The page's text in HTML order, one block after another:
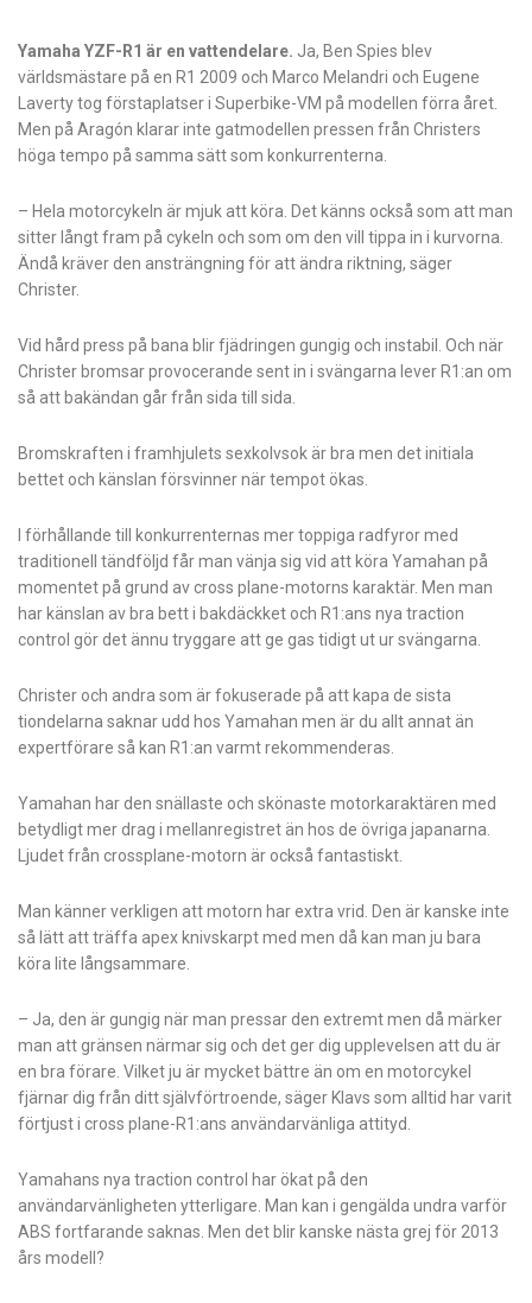
Yamaha YZF-R1 är en vattendelare. Ja, Ben Spies blev
världsmästare på en R1 2009 och Marco Melandri och Eugene
Laverty tog förstaplatser i Superbike-VM på modellen förra året.
Men på Aragón klarar inte gatmodellen pressen från Christers
höga tempo på samma sätt som konkurrenterna.
– Hela motorcykeln är mjuk att köra. Det känns också som att man
sitter långt fram på cykeln och som om den vill tippa in i kurvorna.
Ändå kräver den ansträngning för att ändra riktning, säger
Christer.
Vid hård press på bana blir fjädringen gungig och instabil. Och när
Christer bromsar provocerande sent in i svängarna lever R1:an om
så att bakändan går från sida till sida.
Bromskraften i framhjulets sexkolvsok är bra men det initiala
bettet och känslan försvinner när tempot ökas.
I förhållande till konkurrenternas mer toppiga radfyror med
traditionell tändföljd får man vänja sig vid att köra Yamahan på
momentet på grund av cross plane-motorns karaktär. Men man
har känslan av bra bett i bakdäckket och R1:ans nya traction
control gör det ännu tryggare att ge gas tidigt ut ur svängarna.
Christer och andra som är fokuserade på att kapa de sista
tiondelarna saknar udd hos Yamahan men är du allt annat än
expertförare så kan R1:an varmt rekommenderas.
Yamahan har den snällaste och skönaste motorkaraktären med
betydligt mer drag i mellanregistret än hos de övriga japanarna.
Ljudet från cross­plane-motorn är också fantastiskt.
Man känner verkligen att motorn har extra vrid. Den är kanske inte
så lätt att träffa apex knivskarpt med men då kan man ju bara
köra lite lång­sammare.
– Ja, den är gungig när man pressar den extremt men då märker
man att gränsen närmar sig och det ger dig upplevelsen att du är
en bra förare. Vilket ju är mycket bättre än om en motorcykel
fjärnar dig från ditt självförtroende, säger Klavs som alltid har varit
förtjust i cross plane-R1:ans användar­vänliga attityd.
Yamahans nya traction control har ökat på den
användarvänligheten ytter­ligare. Man kan i gengälda undra varför
ABS fortfarande saknas. Men det blir kanske nästa grej för 2013
års modell?